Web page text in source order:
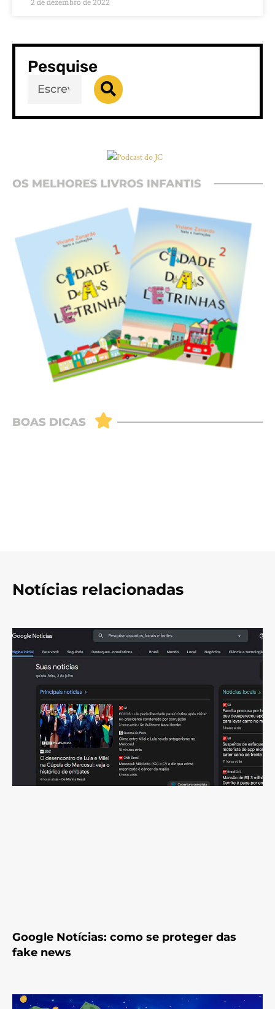
Pesquise
Notícias relacionadas
Google Notícias: como se proteger das
fake news